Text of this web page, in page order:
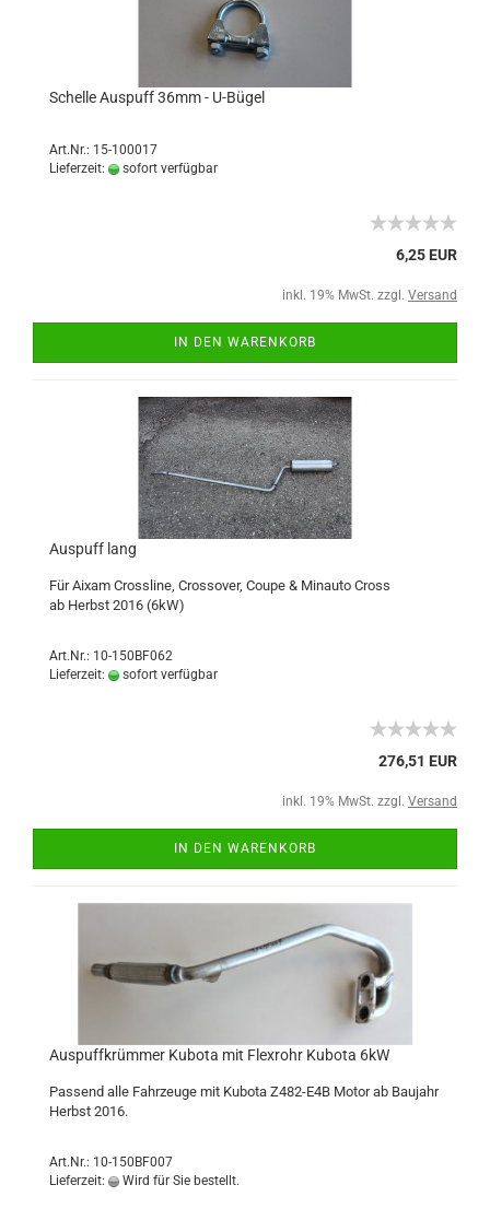
Schelle Auspuff 36mm - U-Bügel
Art.Nr.: 15-100017
Lieferzeit:
sofort verfügbar
6,25 EUR
inkl. 19% MwSt. zzgl. Versand
IN DEN WARENKORB
Auspuff lang
Für Aixam Crossline, Crossover, Coupe & Minauto Cross
ab Herbst 2016 (6kW)
Art.Nr.: 10-150BF062
Lieferzeit:
sofort verfügbar
276,51 EUR
inkl. 19% MwSt. zzgl. Versand
IN DEN WARENKORB
Auspuffkrümmer Kubota mit Flexrohr Kubota 6kW
Passend alle Fahrzeuge mit Kubota Z482-E4B Motor ab Baujahr
Herbst 2016.
Art.Nr.: 10-150BF007
Lieferzeit:
Wird für Sie bestellt.